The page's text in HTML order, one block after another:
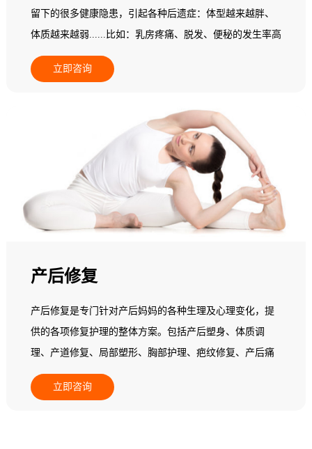
留下的很多健康隐患，引起各种后遗症：体型越来越胖、
体质越来越弱......比如：乳房疼痛、脱发、便秘的发生率高
达22%，头晕头痛的比例增加30.5%，胃肠不适增加
16.5%，心悸者增加了22.7%......更多的产后妈妈会发现自
三孩政策将使全国每年增加1800万产妇，其中有33.3%会选
择产后恢复消费。每个产妇平均消费2万元，其中，85%以
上的产妇有产后脊柱、乳房问题，68%有肥胖问题，52%有
体质变弱的问题。因此，做好产后康复是迫在眉睫的事
情。但普通产妇都不具备相关专业知识，不知道如何做产
后康复训练，所以，需要专业的产后康复师来协助。
立即咨询
产后修复
产后修复是专门针对产后妈妈的各种生理及心理变化，提
供的各项修复护理的整体方案。包括产后塑身、体质调
理、产道修复、局部塑形、胸部护理、疤纹修复、产后痛
经调理、产后益肾养护、产后暖宫养巢。
立即咨询